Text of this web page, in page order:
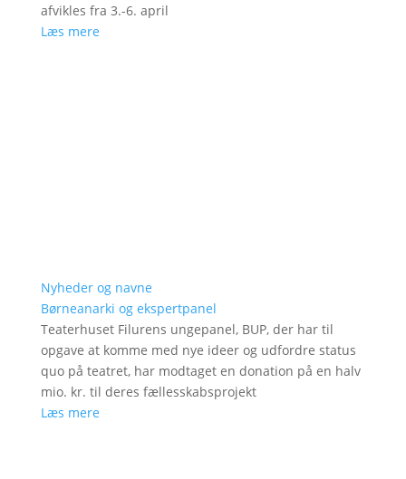
afvikles fra 3.-6. april
Læs mere
Nyheder og navne
Børneanarki og ekspertpanel
Teaterhuset Filurens ungepanel, BUP, der har til
opgave at komme med nye ideer og udfordre status
quo på teatret, har modtaget en donation på en halv
mio. kr. til deres fællesskabsprojekt
Læs mere